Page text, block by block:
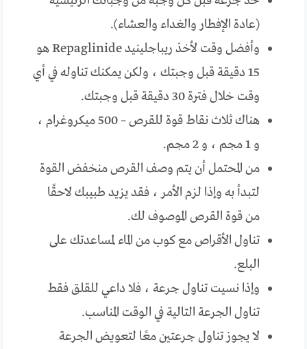
(عادة الإفطار والغداء والعشاء).
وأفضل وقت لأخذ ريباجلينيد Repaglinide هو
15 دقيقة قبل وجبتك ، ولكن يمكنك تناوله في أي
وقت خلال فترة 30 دقيقة قبل وجبتك.
هناك ثلاث نقاط قوة للقرص – 500 ميكروغرام ،
و 1 مجم ، و 2 مجم.
من المحتمل أن يتم وصف القرص منخفض القوة
لتبدأ به وإذا لزم الأمر ، فقد يزيد طبيبك لاحقًا
من قوة القرص الموصوف لك.
تناول الأقراص مع كوب من الماء لمساعدتك على
البلع.
وإذا نسيت تناول جرعة ، فلا داعي للقلق فقط
تناول الجرعة التالية في الوقت المناسب.
لا يجوز تناول جرعتين معًا لتعويض الجرعة